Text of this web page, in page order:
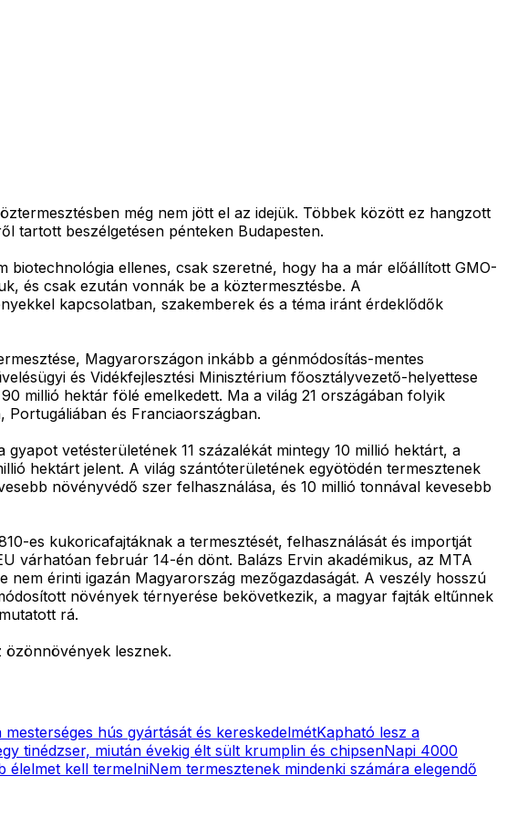
még nem jött el az idejük. Többek között ez hangzott
tartott beszélgetésen pénteken Budapesten.
biotechnológia ellenes, csak szeretné, hogy ha a már előállított GMO-
és csak ezután vonnák be a köztermesztésbe. A
kapcsolatban, szakemberek és a téma iránt érdeklődők
Magyarországon inkább a génmódosítás-mentes
és Vidékfejlesztési Minisztérium főosztályvezető-helyettese
millió hektár fölé emelkedett. Ma a világ 21 országában folyik
és Franciaországban.
vetésterületének 11 százalékát mintegy 10 millió hektárt, a
hektárt jelent. A világ szántóterületének egyötödén termesztenek
növényvédő szer felhasználása, és 10 millió tonnával kevesebb
es kukoricafajtáknak a termesztését, felhasználását és importját
várhatóan február 14-én dönt. Balázs Ervin akadémikus, az MTA
érinti igazán Magyarország mezőgazdaságát. A veszély hosszú
növények térnyerése bekövetkezik, a magyar fajták eltűnnek
rá.
özönnövények lesznek.
hús gyártását és kereskedelmétKapható lesz a
tinédzser, miután évekig élt sült krumplin és chipsenNapi 4000
élelmet kell termelniNem termesztenek mindenki számára elegendő